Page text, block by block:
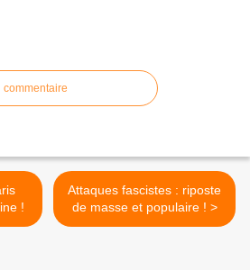
commentaire
!
Attaques fascistes : riposte
de masse et populaire ! >